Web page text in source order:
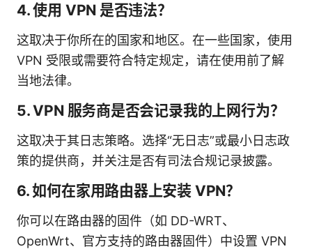
4. 使用 VPN 是否违法？
这取决于你所在的国家和地区。在一些国家，使用
VPN 受限或需要符合特定规定，请在使用前了解
当地法律。
5. VPN 服务商是否会记录我的上网行为？
这取决于其日志策略。选择“无日志”或最小日志政
策的提供商，并关注是否有司法合规记录披露。
6. 如何在家用路由器上安装 VPN？
你可以在路由器的固件（如 DD-WRT、
OpenWrt、官方支持的路由器固件）中设置 VPN